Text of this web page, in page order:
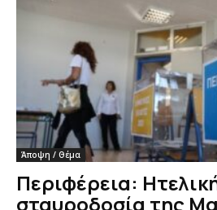
Άποψη / Θέμα
Περιφέρεια:
σταυροδοσία της